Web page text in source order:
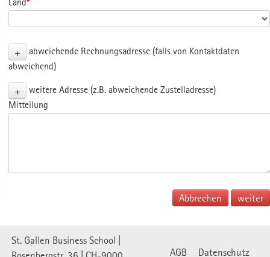
+
abweichende Rechnungsadresse (falls von Kontaktdaten
abweichend)
+
weitere Adresse (z.B. abweichende Zustelladresse)
Mitteilung
Abbrechen
St. Gallen Business School |
AGB Datenschutz